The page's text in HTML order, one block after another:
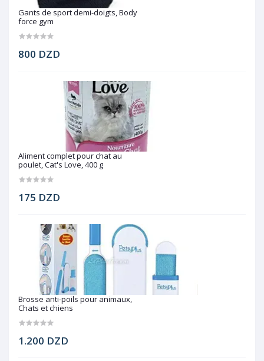
Gants de sport demi-doigts, Body
force gym
800 DZD
Aliment complet pour chat au
poulet, Cat's Love, 400 g
175 DZD
Brosse anti-poils pour animaux,
Chats et chiens
1.200 DZD